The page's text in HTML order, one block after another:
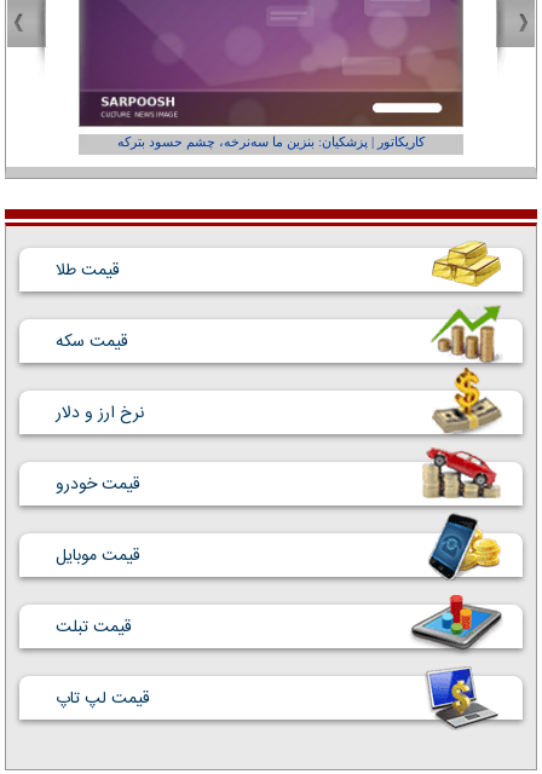
کاریکاتور | پزشکیان: بنزین ما سه‌نرخه، چشم حسود بترکه
قیمت طلا
قیمت سکه
نرخ ارز و دلار
قیمت خودرو
قیمت موبایل
قیمت تبلت
قیمت لپ تاپ